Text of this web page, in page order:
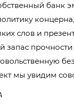
банк
слов и
запас прочности
мы увидим